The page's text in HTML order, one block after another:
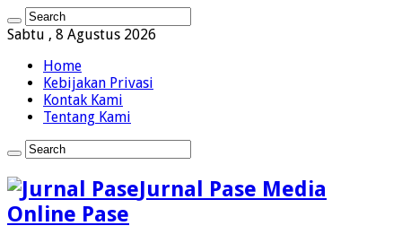
Sabtu , 8 Agustus 2026
Home
Kebijakan Privasi
Kontak Kami
Tentang Kami
Jurnal Pase Media
Online Pase